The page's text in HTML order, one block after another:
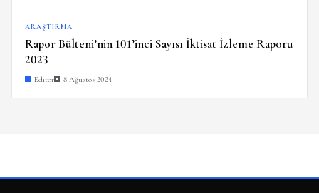
ARAŞTIRMA
Rapor Bülteni’nin 101’inci Sayısı İktisat İzleme Raporu
2023
Editör 8 Ağustos 2024